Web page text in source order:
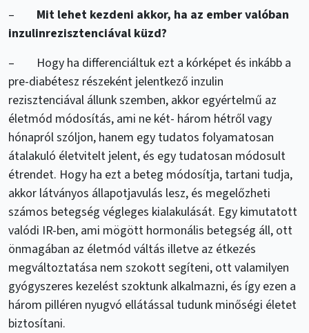
– Mit lehet kezdeni akkor, ha az ember valóban
inzulinrezisztenciával küzd?
– Hogy ha differenciáltuk ezt a kórképet és inkább a
pre-diabétesz részeként jelentkező inzulin
rezisztenciával állunk szemben, akkor egyértelmű az
életmód módosítás, ami ne két- három hétről vagy
hónapról szóljon, hanem egy tudatos folyamatosan
átalakuló életvitelt jelent, és egy tudatosan módosult
étrendet. Hogy ha ezt a beteg módosítja, tartani tudja,
akkor látványos állapotjavulás lesz, és megelőzheti
számos betegség végleges kialakulását. Egy kimutatott
valódi IR-ben, ami mögött hormonális betegség áll, ott
önmagában az életmód váltás illetve az étkezés
megváltoztatása nem szokott segíteni, ott valamilyen
gyógyszeres kezelést szoktunk alkalmazni, és így ezen a
három pilléren nyugvó ellátással tudunk minőségi életet
biztosítani.